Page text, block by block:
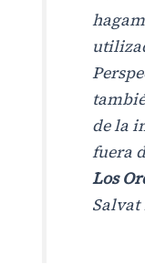
de la
fuera
Los
Salvat